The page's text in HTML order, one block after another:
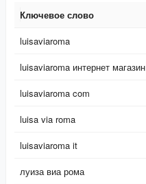
Ключевое слово
Ключевое слово
luisaviaroma
luisaviaroma интернет магазин
luisaviaroma com
luisa via roma
luisaviaroma it
луиза виа рома